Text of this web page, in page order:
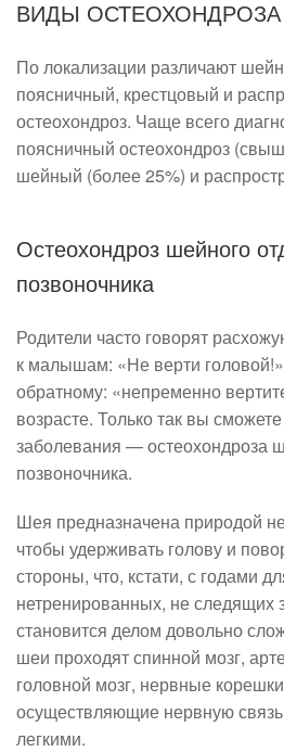
ВИДЫ ОСТЕОХОНДРОЗА
По локализации различают
поясничный, крестцовый и
остеохондроз. Чаще всего
поясничный остеохондроз
шейный (более 25%) и
Остеохондроз шейного
позвоночника
Родители часто говорят
к малышам: «Не верти
обратному: «непременно
возрасте. Только так вы
заболевания — остеохондроза
позвоночника.
Шея предназначена природой
чтобы удерживать голову и
стороны, что, кстати, с годами
нетренированных, не следящих
становится делом довольно
шеи проходят спинной мозг,
головной мозг, нервные
осуществляющие нервную
легкими.